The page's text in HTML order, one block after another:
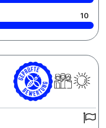
10